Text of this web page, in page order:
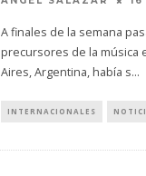
A finales de la semana
precursores de la música
Aires, Argentina, había s...
INTERNACIONALES